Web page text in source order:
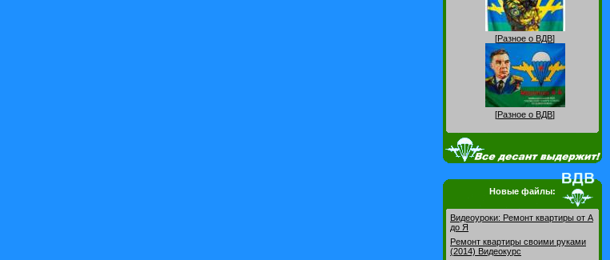
[Разное о ВДВ]
[Разное о ВДВ]
Новые файлы:
Видеоуроки: Pемонт квартиры от А
до Я
Ремонт квартиры своими руками
(2014) Видеокурс